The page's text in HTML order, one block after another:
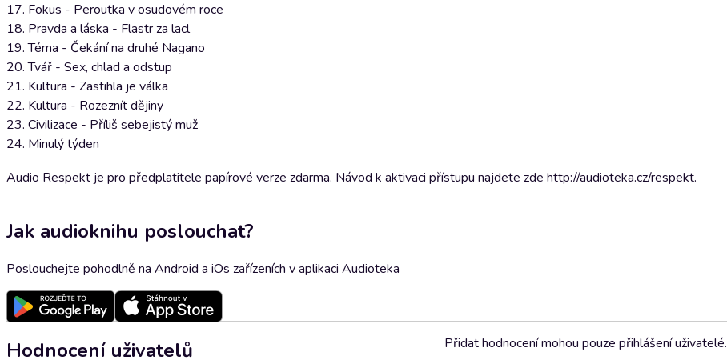
17. Fokus - Peroutka v osudovém roce
18. Pravda a láska - Flastr za lacl
19. Téma - Čekání na druhé Nagano
20. Tvář - Sex, chlad a odstup
21. Kultura - Zastihla je válka
22. Kultura - Rozeznít dějiny
23. Civilizace - Příliš sebejistý muž
24. Minulý týden
Audio Respekt je pro předplatitele papírové verze zdarma. Návod k aktivaci přístupu najdete zde http://audioteka.cz/respekt.
Jak audioknihu poslouchat?
Poslouchejte pohodlně na Android a iOs zařízeních v aplikaci Audioteka
Hodnocení uživatelů Přidat hodnocení mohou pouze přihlášení uživatelé.